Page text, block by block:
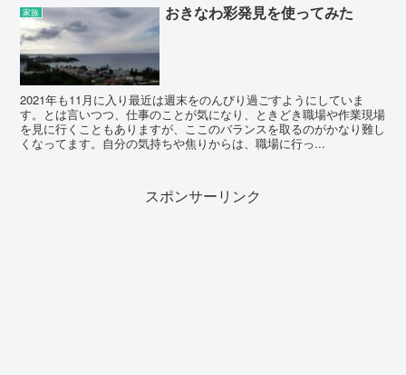
家族 おきなわ彩発見を使ってみた
2021年も11月に入り最近は週末をのんびり過ごすようにしていま
す。とは言いつつ、仕事のことが気になり、ときどき職場や作業現場
を見に行くこともありますが、ここのバランスを取るのがかなり難し
くなってます。自分の気持ちや焦りからは、職場に行っ...
スポンサーリンク